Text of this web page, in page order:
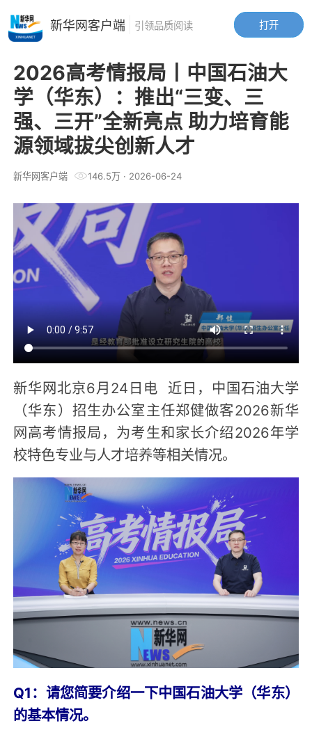
2026高考情报局丨中国石油大
学（华东）：推出“三变、三
强、三开”全新亮点 助力培育能
源领域拔尖创新人才
新华网客户端 146.5万· 2026-06-24
新华网北京6月24日电 近日，中国石油大学
（华东）招生办公室主任郑健做客2026新华
网高考情报局，为考生和家长介绍2026年学
校特色专业与人才培养等相关情况。
Q1：请您简要介绍一下中国石油大学（华东）
的基本情况。
打开
新华网客户端 引领品质阅读